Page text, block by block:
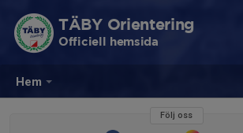
Hem
TÄBY Orientering
Officiell hemsida
Följ oss